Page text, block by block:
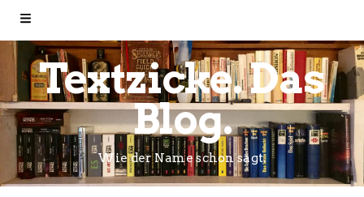
Textzicke. Das
Blog.
Wie der Name schon sagt.